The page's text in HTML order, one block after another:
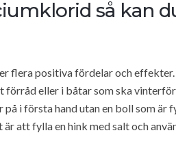
så kan
flera positiva fördelar och
eller i båtar som ska
i första hand utan en boll som är
är att fylla en hink med salt och